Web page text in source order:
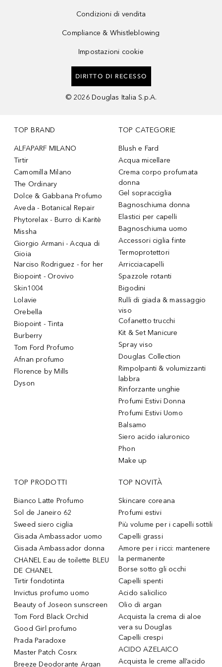
Condizioni di vendita
Compliance & Whistleblowing
Impostazioni cookie
DIRITTO DI RECESSO
© 2026 Douglas Italia S.p.A.
TOP BRAND
ALFAPARF MILANO
Tirtir
Camomilla Milano
The Ordinary
Dolce & Gabbana Profumo
Aveda - Botanical Repair
Phytorelax - Burro di Karitè
Missha
Giorgio Armani - Acqua di
Gioia
Narciso Rodriguez - for her
Biopoint - Orovivo
Skin1004
Lolavie
Orebella
Biopoint - Tinta
Burberry
Tom Ford Profumo
Afnan profumo
Florence by Mills
Dyson
TOP CATEGORIE
Blush e Fard
Acqua micellare
Crema corpo profumata
donna
Gel sopracciglia
Bagnoschiuma donna
Elastici per capelli
Bagnoschiuma uomo
Accessori ciglia finte
Termoprotettori
Arricciacapelli
Spazzole rotanti
Bigodini
Rulli di giada & massaggio
viso
Cofanetto trucchi
Kit & Set Manicure
Spray viso
Douglas Collection
Rimpolpanti & volumizzanti
labbra
Rinforzante unghie
Profumi Estivi Donna
Profumi Estivi Uomo
Balsamo
Siero acido ialuronico
Phon
Make up
TOP PRODOTTI
Bianco Latte Profumo
Sol de Janeiro 62
Sweed siero ciglia
Gisada Ambassador uomo
Gisada Ambassador donna
CHANEL Eau de toilette BLEU
DE CHANEL
Tirtir fondotinta
Invictus profumo uomo
Beauty of Joseon sunscreen
Tom Ford Black Orchid
Good Girl profumo
Prada Paradoxe
Master Patch Cosrx
Breeze Deodorante Argan
TOP NOVITÀ
Skincare coreana
Profumi estivi
Più volume per i capelli sottili
Capelli grassi
Amore per i ricci: mantenere
la permanente
Borse sotto gli occhi
Capelli spenti
Acido salicilico
Olio di argan
Acquista la crema di aloe
vera su Douglas
Capelli crespi
ACIDO AZELAICO
Acquista le creme all’acido